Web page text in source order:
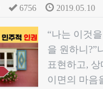
6756 2019.05.10
“나는 이것
을 원하니?”
표현하고,
이면의 마음